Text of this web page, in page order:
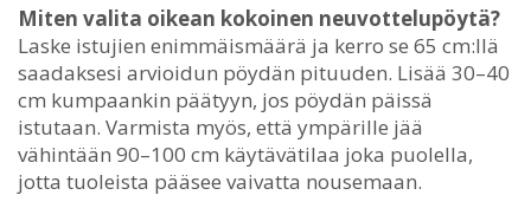
Miten valita oikean kokoinen neuvottelupöytä?
Laske istujien enimmäismäärä ja kerro se 65 cm:llä
saadaksesi arvioidun pöydän pituuden. Lisää 30–40
cm kumpaankin päätyyn, jos pöydän päissä
istutaan. Varmista myös, että ympärille jää
vähintään 90–100 cm käytävätilaa joka puolella,
jotta tuoleista pääsee vaivatta nousemaan.